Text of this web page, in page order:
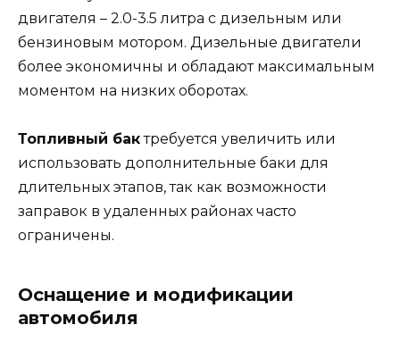
двигателя – 2.0-3.5 литра с дизельным или
бензиновым мотором. Дизельные двигатели
более экономичны и обладают максимальным
моментом на низких оборотах.
Топливный бактребуется увеличить или
использовать дополнительные баки для
длительных этапов, так как возможности
заправок в удаленных районах часто
ограничены.
Оснащение и модификации
автомобиля